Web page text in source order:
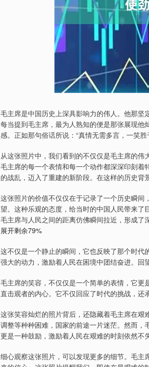
毛主席是中国历史上深具影响力的伟人。他那坚
每当提到毛主席，最为人熟知的便是那张展现
感。正如那句俗话所说：“真情无需多言，一笑
从这张照片中，我们看到的不仅仅是毛主席的伟
毛主席的每一个表情和每一个动作都深深印刻
的战乱，迈入了重建的新阶段。在这样的历史背
这张照片的价值不仅仅在于记录了一个历史瞬
望。这种乐观的态度，给当时的中国人民带来了
毛主席与人民之间的距离仿佛瞬间拉近，形成了
展开剩余79%
这不仅是一个静止的瞬间，它也反映了那个时
强大的动力，激励着人民在困境中团结奋进。回
毛主席的笑容，不仅仅是一个简单的表情，它更
直击观者的内心。它不仅回应了时代的挑战，还
这张笑容灿烂的照片背后，还隐藏着毛主席在
调整等种种困难，国家的前途一片迷茫。然而
更是一种鼓励，激励着人民在艰难的时刻依然不
细心观察这张照片，可以发现更多的细节。毛